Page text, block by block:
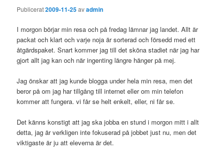
Publicerat2009-11-25avadmin
I morgon börjar min resa och på fredag lämnar jag landet. Allt är
packat och klart och varje noja är sorterad och försedd med ett
åtgärdspaket. Snart kommer jag till det sköna stadiet när jag har
gjort allt jag kan och när ingenting längre hänger på mej.
Jag önskar att jag kunde blogga under hela min resa, men det
beror på om jag har tillgång till internet eller om min telefon
kommer att fungera. vi får se helt enkelt, eller, ni får se.
Det känns konstigt att jag ska jobba en stund i morgon mitt i allt
detta, jag är verkligen inte fokuserad på jobbet just nu, men det
viktigaste är ju att eleverna är det.